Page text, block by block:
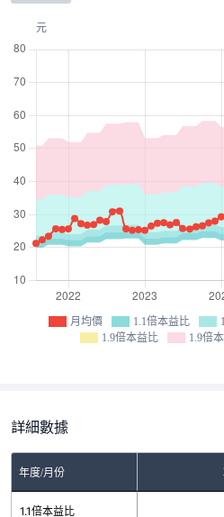
月均價 1.1倍本益比
1.9倍本益比
1.9倍
詳細數據
年度/月份
1.1倍本益比